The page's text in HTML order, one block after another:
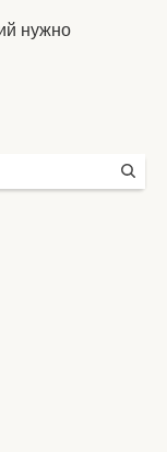
нужно